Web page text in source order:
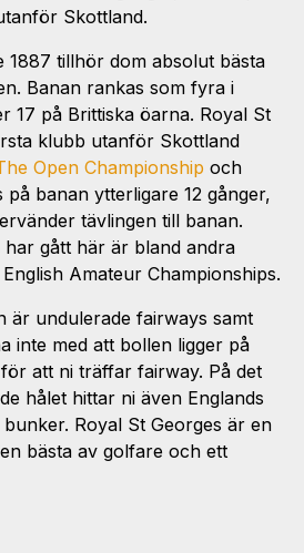
Skottland.
1887 tillhör dom absolut bästa
Banan rankas som fyra i
17 på Brittiska öarna. Royal St
klubb utanför Skottland
Open Championship och
banan ytterligare 12 gånger,
tävlingen till banan.
gått här är bland andra
Amateur Championships.
är undulerade fairways samt
inte med att bollen ligger på
att ni träffar fairway. På det
hålet hittar ni även Englands
Royal St Georges är en
bästa av golfare och ett